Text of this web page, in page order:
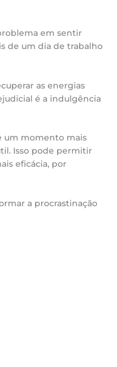
em sentir
de um dia de trabalho
as energias
é a indulgência
um momento mais
Isso pode permitir
eficácia, por
a procrastinação